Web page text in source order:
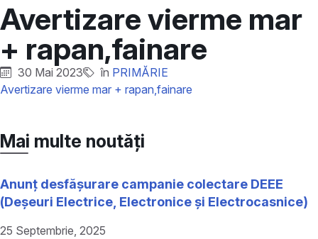
Avertizare vierme mar
+ rapan,fainare
30 Mai 2023 în PRIMĂRIE
Avertizare vierme mar + rapan,fainare
Mai multe noutăți
Anunț desfășurare campanie colectare DEEE
(Deșeuri Electrice, Electronice și Electrocasnice)
25 Septembrie, 2025